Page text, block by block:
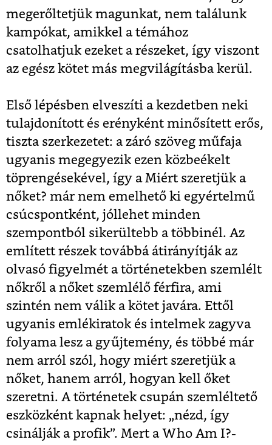
megerőltetjük magunkat, nem találunk
kampókat, amikkel a témához
csatolhatjuk ezeket a részeket, így viszont
az egész kötet más megvilágításba kerül.
Első lépésben elveszíti a kezdetben neki
tulajdonított és erényként minősített erős,
tiszta szerkezetet: a záró szöveg műfaja
ugyanis megegyezik ezen közbeékelt
töprengésekével, így a Miért szeretjük a
nőket? már nem emelhető ki egyértelmű
csúcspontként, jóllehet minden
szempontból sikerültebb a többinél. Az
említett részek továbbá átirányítják az
olvasó figyelmét a történetekben szemlélt
nőkről a nőket szemlélő férfira, ami
szintén nem válik a kötet javára. Ettől
ugyanis emlékiratok és intelmek zagyva
folyama lesz a gyűjtemény, és többé már
nem arról szól, hogy miért szeretjük a
nőket, hanem arról, hogyan kell őket
szeretni. A történetek csupán szemléltető
eszközként kapnak helyet: „nézd, így
csinálják a profik”. Mert a Who Am I?-